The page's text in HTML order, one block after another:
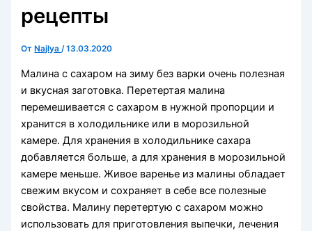
рецепты
От Najlya/13.03.2020
Малина с сахаром на зиму без варки очень полезная
и вкусная заготовка. Перетертая малина
перемешивается с сахаром в нужной пропорции и
хранится в холодильнике или в морозильной
камере. Для хранения в холодильнике сахара
добавляется больше, а для хранения в морозильной
камере меньше. Живое варенье из малины обладает
свежим вкусом и сохраняет в себе все полезные
свойства. Малину перетертую с сахаром можно
использовать для приготовления выпечки, лечения